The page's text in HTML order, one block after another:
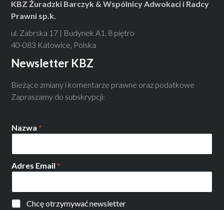
KBZ Żuradzki Barczyk & Wspólnicy Adwokaci i Radcy
Prawni sp.k.
ul. Zabrska 17 | Budynek A1, 8 piętro
40-083 Katowice, Polska
Newsletter KBZ
Bieżące zmiany i komentarze prawne oraz podatkowe
Zapraszamy do subskrypcji:
Nazwa*
Adres Email*
Chcę otrzymywać newsletter